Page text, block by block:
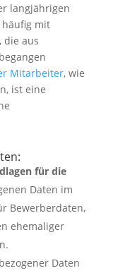
langjährigen
mit
die aus
Mitarbeiter, wie
ist eine
für die
Daten im
Bewerberdaten,
ehemaliger
Daten